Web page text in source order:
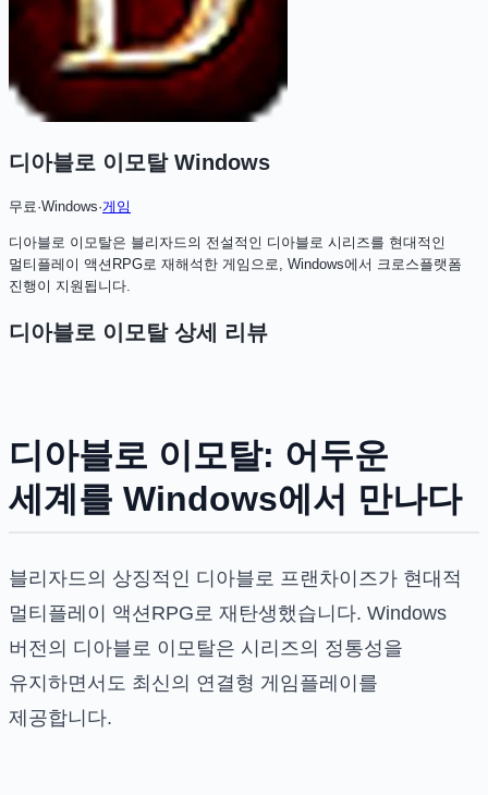
디아블로 이모탈 Windows
무료·Windows·게임
디아블로 이모탈은 블리자드의 전설적인 디아블로 시리즈를 현대적인
멀티플레이 액션RPG로 재해석한 게임으로, Windows에서 크로스플랫폼
진행이 지원됩니다.
디아블로 이모탈상세 리뷰
디아블로 이모탈: 어두운
세계를 Windows에서 만나다
블리자드의 상징적인 디아블로 프랜차이즈가 현대적
멀티플레이 액션RPG로 재탄생했습니다. Windows
버전의 디아블로 이모탈은 시리즈의 정통성을
유지하면서도 최신의 연결형 게임플레이를
제공합니다.